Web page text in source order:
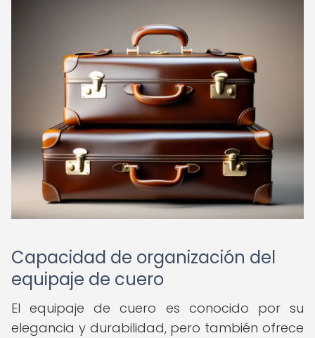
Capacidad de organización del
equipaje de cuero
El equipaje de cuero es conocido por su
elegancia y durabilidad, pero también ofrece